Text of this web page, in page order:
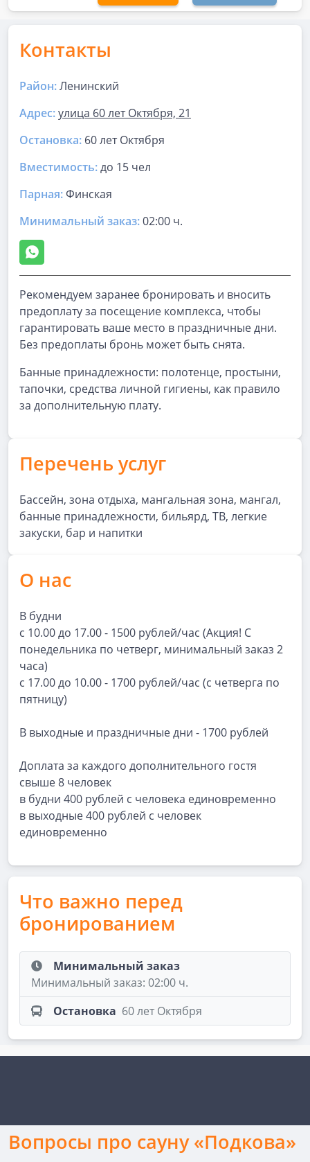
Контакты
Район:Ленинский
Адрес:улица 60 лет Октября, 21
Остановка: 60 лет Октября
Вместимость:до 15 чел
Парная:Финская
Минимальный заказ:02:00 ч.
Рекомендуем заранее бронировать и вносить
предоплату за посещение комплекса, чтобы
гарантировать ваше место в праздничные дни.
Без предоплаты бронь может быть снята.
Банные принадлежности: полотенце, простыни,
тапочки, средства личной гигиены, как правило
за дополнительную плату.
Перечень услуг
Бассейн, зона отдыха, мангальная зона, мангал,
банные принадлежности, бильярд, ТВ, легкие
закуски, бар и напитки
О нас
В будни
с 10.00 до 17.00 - 1500 рублей/час (Акция! С
понедельника по четверг, минимальный заказ 2
часа)
с 17.00 до 10.00 - 1700 рублей/час (с четверга по
пятницу)
В выходные и праздничные дни - 1700 рублей
Доплата за каждого дополнительного гостя
свыше 8 человек
в будни 400 рублей с человека единовременно
в выходные 400 рублей с человек
единовременно
Что важно перед
бронированием
Минимальный заказ
Минимальный заказ: 02:00 ч.
Остановка 60 лет Октября
Вопросы про сауну «Подкова»